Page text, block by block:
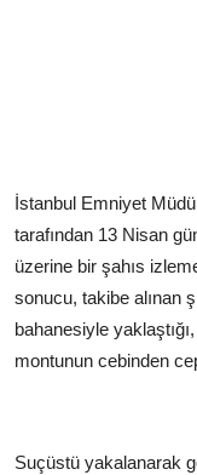
İstanbul Emniyet
tarafından 13 Nisan
üzerine bir şahıs
sonucu, takibe alınan
bahanesiyle
montunun cebinden
Suçüstü yakalanarak